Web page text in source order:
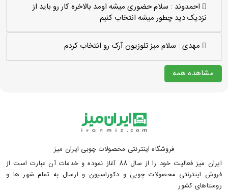
احمدوند : سلام حضوری میشه اومد بالاخره کار رو باید از
نزدیک دید چطور میشه انتخاب کنیم
مهدی : سلام میز تلوزیون آرک رو انتخاب کردم
مشاهده همه
فروشگاه اینترنتی محصولات چوبی ایران میز
ایران میز فعالیت خود را از سال 88 آغاز نموده و خدمات آن عبارت است از
فروش اینترنتی محصولات چوبی و دکوراسیون و ارسال به تمام شهر ها و
روستاهای کشور